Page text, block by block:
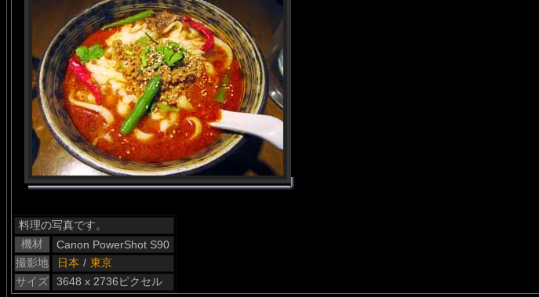
料理の写真です。
機材
Canon PowerShot S90
撮影地
日本 / 東京
サイズ
3648 x 2736ピクセル